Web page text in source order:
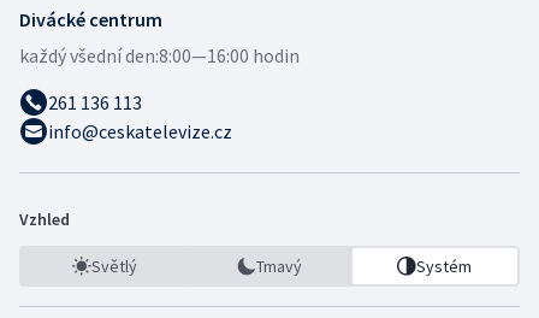
Divácké centrum
každý všední den:8:00—16:00 hodin
261 136 113
info@ceskatelevize.cz
Vzhled
Světlý Tmavý Systém